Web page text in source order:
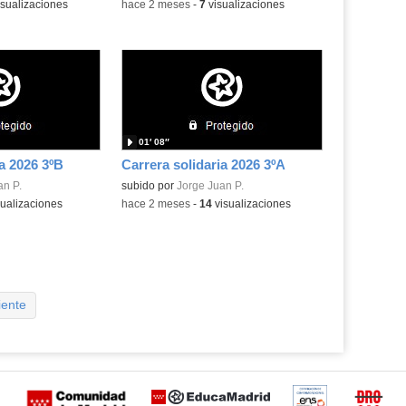
-hace 2 meses- 7visualizaciones
2026 3ºB
P.
Carrera solidaria 2026 3ºA
subido por Jorge Juan P.
01′ 08″
-hace 2 meses- 14visualizaciones